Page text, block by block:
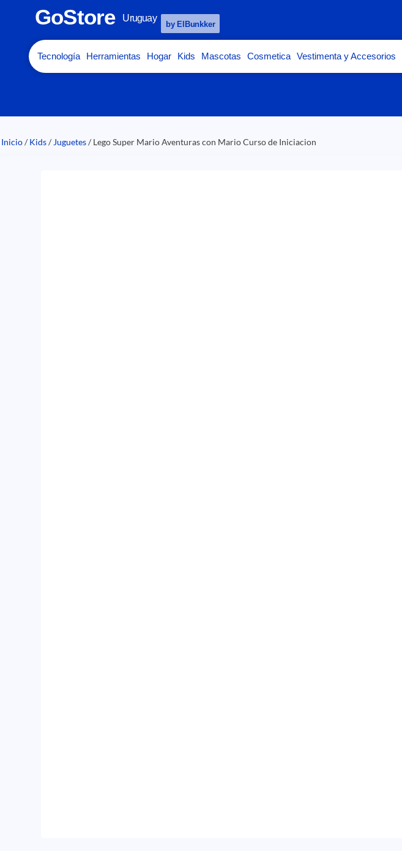
GoStore Uruguay
by ElBunkker
Tecnología Herramientas Hogar Kids Mascotas Cosmetica Vestimenta y Accesorios
Inicio/ Kids/ Juguetes/ Lego Super Mario Aventuras con Mario Curso de Iniciacion